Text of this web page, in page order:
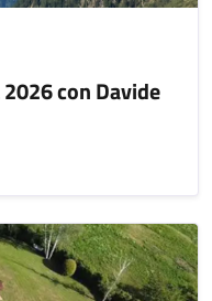
con Davide